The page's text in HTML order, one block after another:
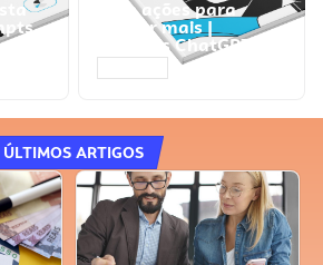
Faça ações para
vender mais |
Prompts ChatGPT
ÚLTIMOS ARTIGOS